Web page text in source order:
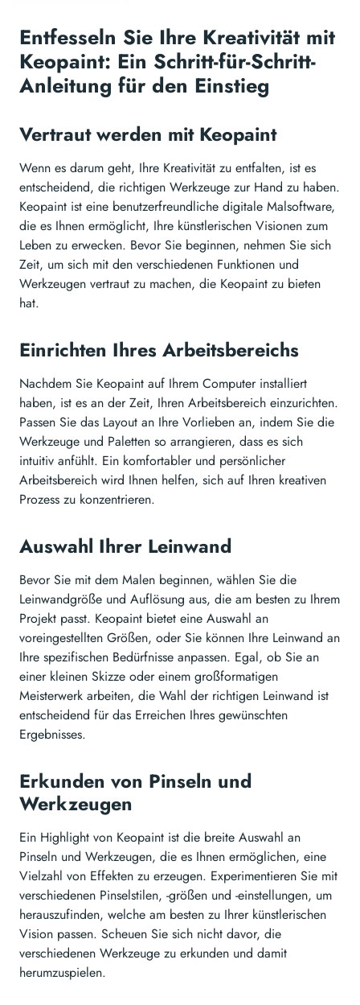
Entfesseln Sie Ihre Kreativität mit
Keopaint: Ein Schritt-für-Schritt-
Anleitung für den Einstieg
Vertraut werden mit Keopaint
Wenn es darum geht, Ihre Kreativität zu entfalten, ist es
entscheidend, die richtigen Werkzeuge zur Hand zu haben.
Keopaint ist eine benutzerfreundliche digitale Malsoftware,
die es Ihnen ermöglicht, Ihre künstlerischen Visionen zum
Leben zu erwecken. Bevor Sie beginnen, nehmen Sie sich
Zeit, um sich mit den verschiedenen Funktionen und
Werkzeugen vertraut zu machen, die Keopaint zu bieten
hat.
Einrichten Ihres Arbeitsbereichs
Nachdem Sie Keopaint auf Ihrem Computer installiert
haben, ist es an der Zeit, Ihren Arbeitsbereich einzurichten.
Passen Sie das Layout an Ihre Vorlieben an, indem Sie die
Werkzeuge und Paletten so arrangieren, dass es sich
intuitiv anfühlt. Ein komfortabler und persönlicher
Arbeitsbereich wird Ihnen helfen, sich auf Ihren kreativen
Prozess zu konzentrieren.
Auswahl Ihrer Leinwand
Bevor Sie mit dem Malen beginnen, wählen Sie die
Leinwandgröße und Auflösung aus, die am besten zu Ihrem
Projekt passt. Keopaint bietet eine Auswahl an
voreingestellten Größen, oder Sie können Ihre Leinwand an
Ihre spezifischen Bedürfnisse anpassen. Egal, ob Sie an
einer kleinen Skizze oder einem großformatigen
Meisterwerk arbeiten, die Wahl der richtigen Leinwand ist
entscheidend für das Erreichen Ihres gewünschten
Ergebnisses.
Erkunden von Pinseln und
Werkzeugen
Ein Highlight von Keopaint ist die breite Auswahl an
Pinseln und Werkzeugen, die es Ihnen ermöglichen, eine
Vielzahl von Effekten zu erzeugen. Experimentieren Sie mit
verschiedenen Pinselstilen, -größen und -einstellungen, um
herauszufinden, welche am besten zu Ihrer künstlerischen
Vision passen. Scheuen Sie sich nicht davor, die
verschiedenen Werkzeuge zu erkunden und damit
herumzuspielen.